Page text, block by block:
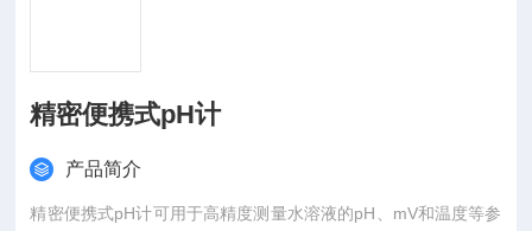
精密便携式pH计
产品简介
精密便携式pH计可用于高精度测量水溶液的pH、mV和温度等参